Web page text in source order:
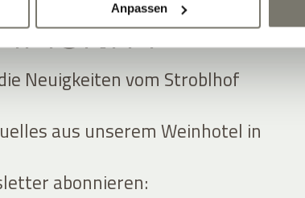
Anpassen
Neuigkeiten vom Stroblhof
aus unserem Weinhotel in
abonnieren: